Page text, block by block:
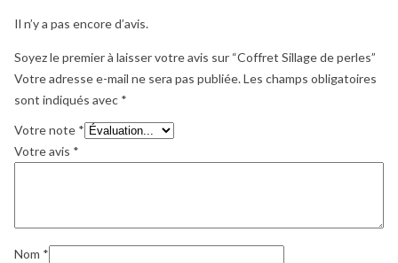
Il n’y a pas encore d’avis.
Soyez le premier à laisser votre avis sur “Coffret Sillage de perles”
Votre adresse e-mail ne sera pas publiée.Les champs obligatoires
sont indiqués avec *
Votre note *
Votre avis *
Nom *